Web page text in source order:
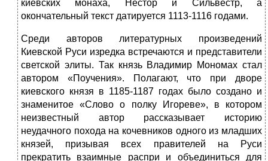
киевских монаха, Нестор и Сильвестр, а
окончательный текст датируется 1113-1116 годами.
Среди авторов литературных произведений
Киевской Руси изредка встречаются и представители
светской элиты. Так князь Владимир Мономах стал
автором «Поучения». Полагают, что при дворе
киевского князя в 1185-1187 годах было создано и
знаменитое «Слово о полку Игореве», в котором
неизвестный автор рассказывает историю
неудачного похода на кочевников одного из младших
князей, призывая всех правителей на Руси
прекратить взаимные распри и объединиться для